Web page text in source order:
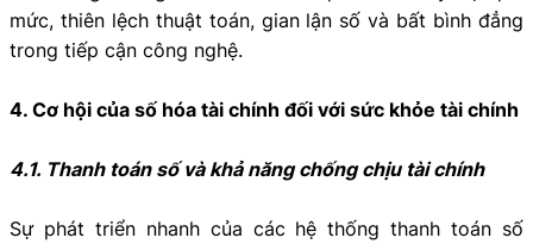
mức, thiên lệch thuật toán, gian lận số và bất bình đẳng
trong tiếp cận công nghệ.
4. Cơ hội của số hóa tài chính đối với sức khỏe tài chính
4.1. Thanh toán số và khả năng chống chịu tài chính
Sự phát triển nhanh của các hệ thống thanh toán số